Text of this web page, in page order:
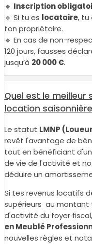
🔹 Inscription
🔹 Si tu es locataire, tu
ton propriétaire.
🔹 En cas de non-
120 jours, fausses
jusqu’à 20 000 €.
Quel est le
location
Le statut LMNP
revêt l'avantage de
tout en bénéficiant
de vie de l'activité et
déduire un
Si tes revenus locatifs
supérieurs au montant
d'activité du foyer
en Meublé
nouvelles règles et